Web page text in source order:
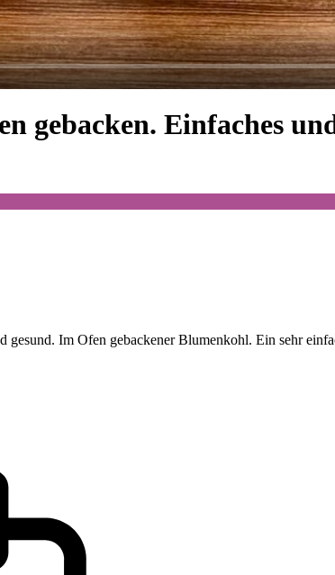
gebacken. Einfaches
Im Ofen gebackener Blumenkohl. Ein sehr